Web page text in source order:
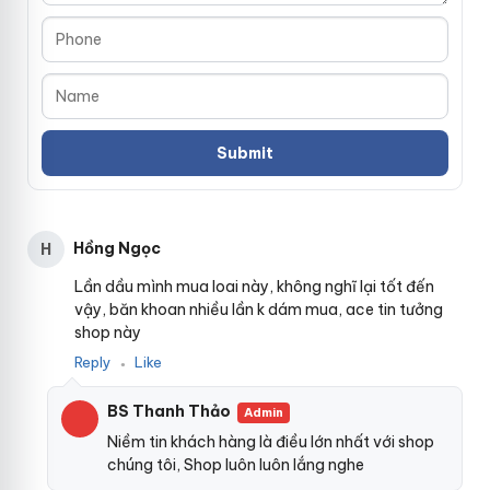
sẽ dễ dàng cảm nhậnđẹpđượcHàn Quốcnhững khoái
cảm từ anh chàng Dương vật giả cầm tay 2 đầu mang
lại.
H
Hồng Ngọc
Lần dầu mình mua loai này, không nghĩ lại tốt đến
vậy, băn khoan nhiều lần k dám mua, ace tin tưởng
shop này
Reply ● Like
BS Thanh Thảo Admin
Niềm tin khách hàng là điều lớn nhất với shop
chúng tôi, Shop luôn luôn lắng nghe